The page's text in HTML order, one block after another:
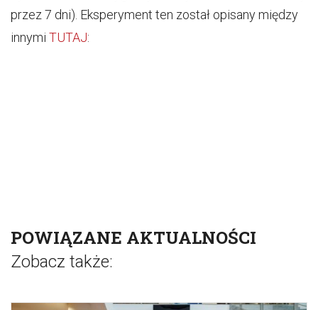
przez 7 dni). Eksperyment ten został opisany między
innymi TUTAJ:
POWIĄZANE AKTUALNOŚCI
Zobacz także: